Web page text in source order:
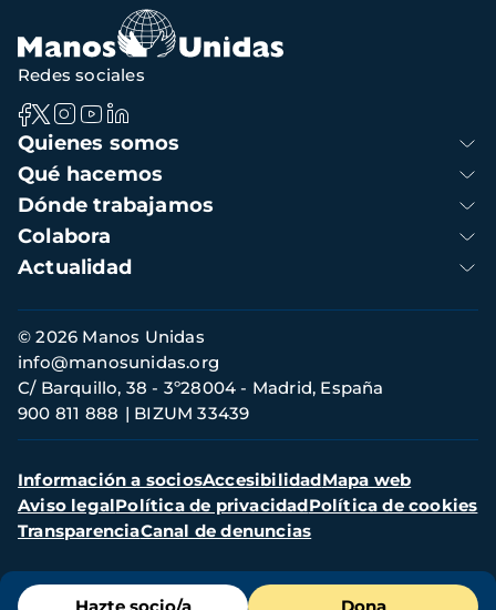
navegación
Menú
Navegación
principal
Quienes somos
Qué hacemos
Dónde trabajamos
Colabora
Actualidad
Redes sociales
Información
de
contacto
© 2026 Manos Unidas
C/ Barquillo, 38 - 3º28004 - Madrid, España
900 811 888
BIZUM 33439
info@manosunidas.org
Menú
secundario
Información a sociosAccesibilidadMapa web
Aviso legalPolítica de privacidadPolítica de cookies
TransparenciaCanal de denuncias